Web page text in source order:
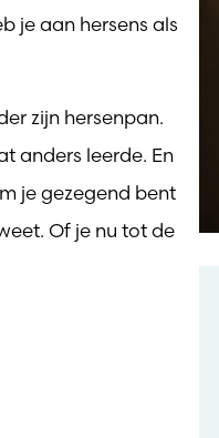
je aan hersens als
zijn hersenpan.
anders leerde. En
je gezegend bent
Of je nu tot de